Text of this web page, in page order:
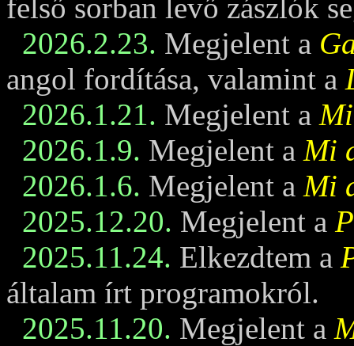
felső sorban levő zászlók
2026.2.23. Megjelent a
angol fordítása, valamint a
2026.1.21. Megjelent a
2026.1.9. Megjelent a Mi
2026.1.6. Megjelent a Mi
2025.12.20. Megjelent a
2025.11.24. Elkezdtem a
általam írt programokról.
2025.11.20. Megjelent a